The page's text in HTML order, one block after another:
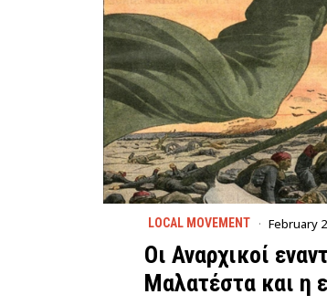
LOCAL MOVEMENT February
Οι Αναρχικοί
Mαλατέστα και η